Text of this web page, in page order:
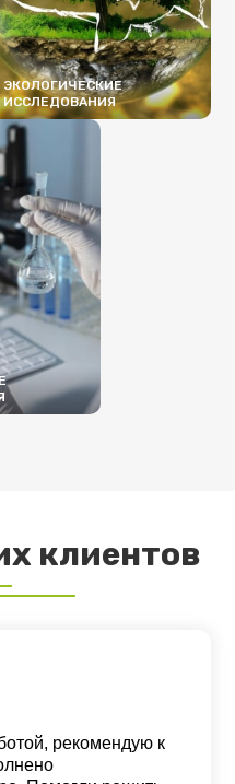
ЭКОЛОГИЧЕСКИЕ
ИССЛЕДОВАНИЯ
клиентов
рекомендую к